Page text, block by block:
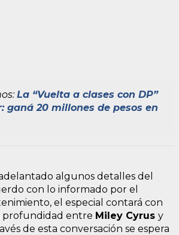
La “Vuelta a clases con DP”
ganá 20 millones de pesos en
algunos detalles del
con lo informado por el
el especial contará con
profundidad entre Miley Cyrus y
de esta conversación se espera